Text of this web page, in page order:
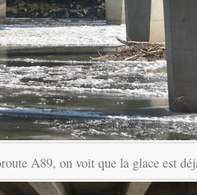
A89, on voit que la glace est